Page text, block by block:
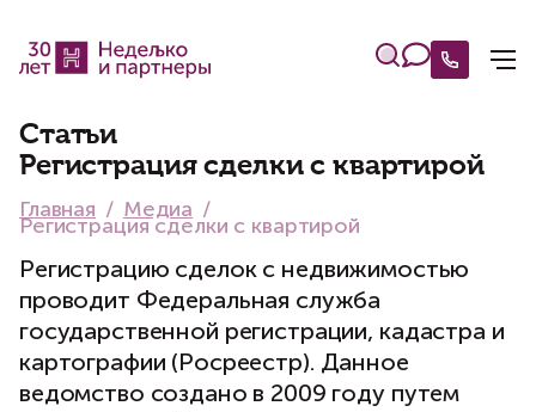
Статьи
Регистрация сделки с квартирой
Главная Медиа
Регистрация сделки с квартирой
Регистрацию сделок с недвижимостью
проводит Федеральная служба
государственной регистрации, кадастра и
картографии (Росреестр). Данное
ведомство создано в 2009 году путем